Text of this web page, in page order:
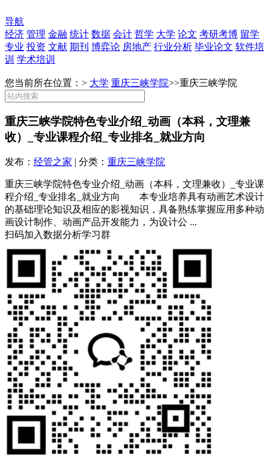
导航
经济 管理 金融 统计 数据 会计 哲学 大学 论文 考研考博 留学
专业 投资 文献 期刊 博弈论 房地产 行业分析 毕业论文 软件培
训 学术培训
您当前所在位置：> 大学 重庆三峡学院>>重庆三峡学院
重庆三峡学院特色专业介绍_动画（本科，文理兼
收）_专业课程介绍_专业排名_就业方向
发布： 经管之家 | 分类： 重庆三峡学院
重庆三峡学院特色专业介绍_动画（本科，文理兼收）_专业课
程介绍_专业排名_就业方向 本专业培养具有动画艺术设计
的基础理论知识及相应的影视知识，具备熟练掌握应用多种动
画设计制作、动画产品开发能力，为设计公 ...
扫码加入数据分析学习群